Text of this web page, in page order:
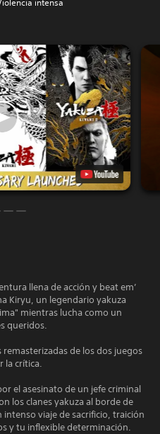
intensa
llena de acción y beat em’
Kiryu, un legendario yakuza
mientras lucha como un
queridos.
de los dos juegos
la crítica.
el asesinato de un jefe criminal
los clanes yakuza al borde de
viaje de sacrificio, traición
y tu inflexible determinación.